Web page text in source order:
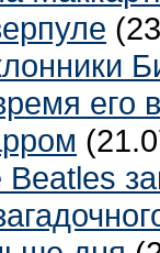
его
Beatles